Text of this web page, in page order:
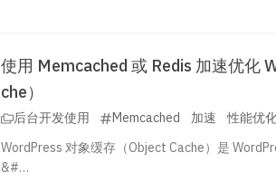
使用 Memcached 或 Redis 加速优化
che）
后台开发使用 Memcached 加速 性能优
WordPress 对象缓存（Object Cache）是
&#…